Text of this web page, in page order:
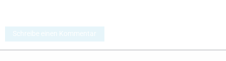
Schreibe einen Kommentar